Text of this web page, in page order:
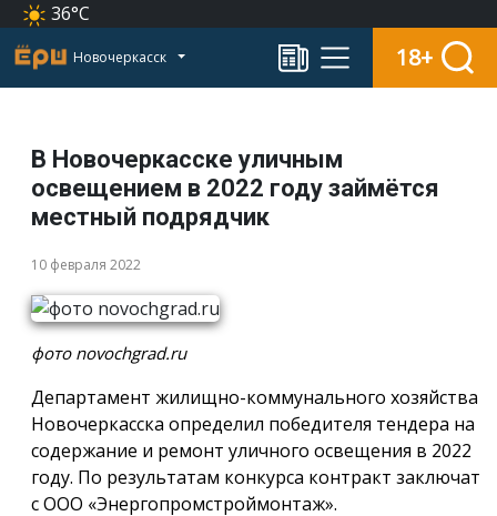
36°C
Новочеркасск 18+
В Новочеркасске уличным
освещением в 2022 году займётся
местный подрядчик
10 февраля 2022
фото novochgrad.ru
Департамент жилищно-коммунального хозяйства
Новочеркасска определил победителя тендера на
содержание и ремонт уличного освещения в 2022
году. По результатам конкурса контракт заключат
с ООО «Энергопромстроймонтаж».